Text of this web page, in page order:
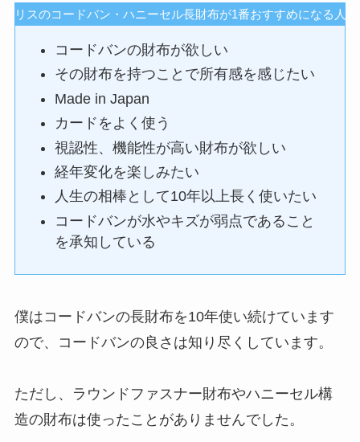
リスのコードバン・ハニーセル長財布が1番おすすめになる人
コードバンの財布が欲しい
その財布を持つことで所有感を感じたい
Made in Japan
カードをよく使う
視認性、機能性が高い財布が欲しい
経年変化を楽しみたい
人生の相棒として10年以上長く使いたい
コードバンが水やキズが弱点であること
を承知している
僕はコードバンの長財布を10年使い続けています
ので、コードバンの良さは知り尽くしています。
ただし、ラウンドファスナー財布やハニーセル構
造の財布は使ったことがありませんでした。